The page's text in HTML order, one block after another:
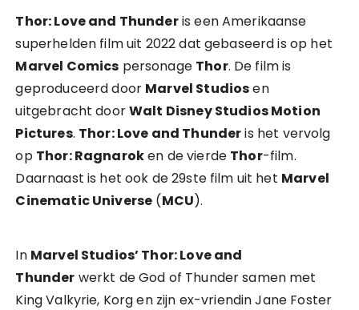
Thor: Love and Thunderis een Amerikaanse
superhelden film uit 2022 dat gebaseerd is op het
Marvel Comics personage Thor. De film is
geproduceerd door Marvel Studiosen
uitgebracht doorWalt Disney Studios Motion
Pictures. Thor: Love and Thunderis het vervolg
op Thor: Ragnaroken de vierde Thor-film.
Daarnaast is het ook de 29ste film uit het Marvel
Cinematic Universe (MCU).
In Marvel Studios’ Thor: Love and
Thunder werkt de God of Thunder samen met
King Valkyrie, Korg en zijn ex-vriendin Jane Foster